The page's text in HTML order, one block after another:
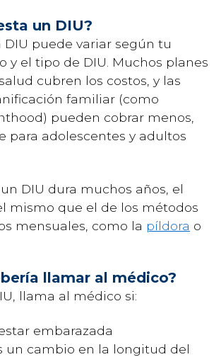
un DIU?
DIU puede variar según tu
y el tipo de DIU. Muchos planes
cubren los costos, y las
familiar (como
pueden cobrar menos,
para adolescentes y adultos
DIU dura muchos años, el
mismo que el de los métodos
mensuales, como la píldora o
llamar al médico?
llama al médico si:
embarazada
un cambio en la longitud del